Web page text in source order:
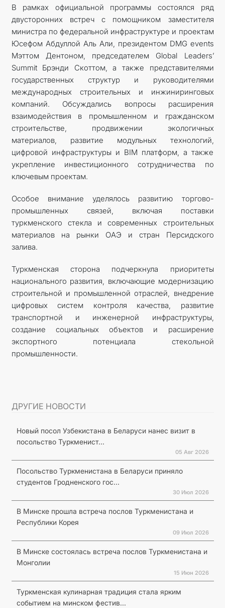
В рамках официальной программы состоялся ряд
двусторонних встреч с помощником заместителя
министра по федеральной инфраструктуре и проектам
Юсефом Абдуллой Аль Али, президентом DMG events
Мэттом Дентоном, председателем Global Leaders’
Summit Брэнди Скоттом, а также представителями
государственных структур и руководителями
международных строительных и инжиниринговых
компаний. Обсуждались вопросы расширения
взаимодействия в промышленном и гражданском
строительстве, продвижении экологичных
материалов, развитие модульных технологий,
цифровой инфраструктуры и BIM платформ, а также
укрепление инвестиционного сотрудничества по
ключевым проектам.
Особое внимание уделялось развитию торгово-
промышленных связей, включая поставки
туркменского стекла и современных строительных
материалов на рынки ОАЭ и стран Персидского
залива.
Туркменская сторона подчеркнула приоритеты
национального развития, включающие модернизацию
строительной и промышленной отраслей, внедрение
цифровых систем контроля качества, развитие
транспортной и инженерной инфраструктуры,
создание социальных объектов и расширение
экспортного потенциала стекольной
промышленности.
ДРУГИЕ НОВОСТИ
Новый посол Узбекистана в Беларуси нанес визит в
посольство Туркменист...
05 Авг 2026
Посольство Туркменистана в Беларуси приняло
студентов Гродненского гос...
30 Июл 2026
В Минске прошла встреча послов Туркменистана и
Республики Корея
09 Июл 2026
В Минске состоялась встреча послов Туркменистана и
Монголии
15 Июн 2026
Туркменская кулинарная традиция стала ярким
событием на минском фестив...